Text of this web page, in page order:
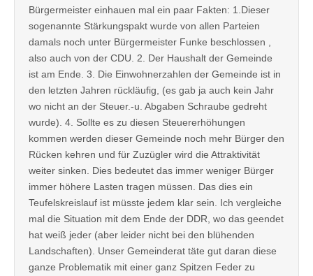
Bürgermeister einhauen mal ein paar Fakten: 1.Dieser
sogenannte Stärkungspakt wurde von allen Parteien
damals noch unter Bürgermeister Funke beschlossen ,
also auch von der CDU. 2. Der Haushalt der Gemeinde
ist am Ende. 3. Die Einwohnerzahlen der Gemeinde ist in
den letzten Jahren rückläufig, (es gab ja auch kein Jahr
wo nicht an der Steuer.-u. Abgaben Schraube gedreht
wurde). 4. Sollte es zu diesen Steuererhöhungen
kommen werden dieser Gemeinde noch mehr Bürger den
Rücken kehren und für Zuzügler wird die Attraktivität
weiter sinken. Dies bedeutet das immer weniger Bürger
immer höhere Lasten tragen müssen. Das dies ein
Teufelskreislauf ist müsste jedem klar sein. Ich vergleiche
mal die Situation mit dem Ende der DDR, wo das geendet
hat weiß jeder (aber leider nicht bei den blühenden
Landschaften). Unser Gemeinderat täte gut daran diese
ganze Problematik mit einer ganz Spitzen Feder zu